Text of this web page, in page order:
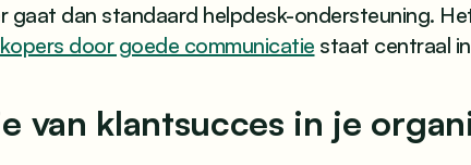
gaat dan standaard helpdesk-ondersteuning.
door goede communicatie staat centraal
van klantsucces in je